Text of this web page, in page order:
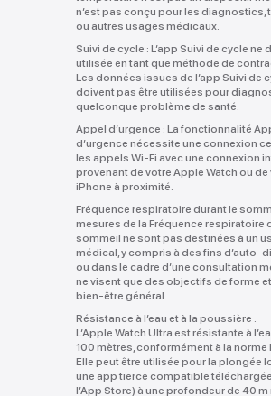
n’est pas conçu pour les diagnostics,
ou autres usages médicaux.
Suivi de cycle : L’app Suivi de cycle ne
utilisée en tant que méthode de
Les données issues de l’app Suivi de
doivent pas être utilisées pour
quelconque problème de santé.
Appel d’urgence : La fonctionnalité
d’urgence nécessite une connexion
les appels Wi‑Fi avec une connexion
provenant de votre Apple Watch ou de
iPhone à proximité.
Fréquence respiratoire durant le
mesures de la Fréquence respiratoire
sommeil ne sont pas destinées à un
médical, y compris à des fins
ou dans le cadre d’une consultation
ne visent que des objectifs de forme
bien‑être général.
Résistance à l’eau et à la poussière :
L’Apple Watch Ultra est résistante à
100 mètres, conformément à la norme
Elle peut être utilisée pour la plongée
une app tierce compatible
l’App Store) à une profondeur de 40